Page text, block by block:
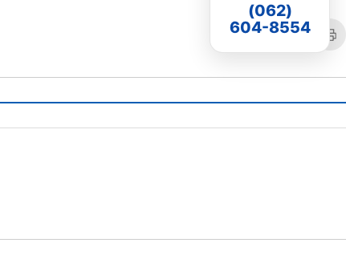
(062)
604-8554
공유
링크
프린
트